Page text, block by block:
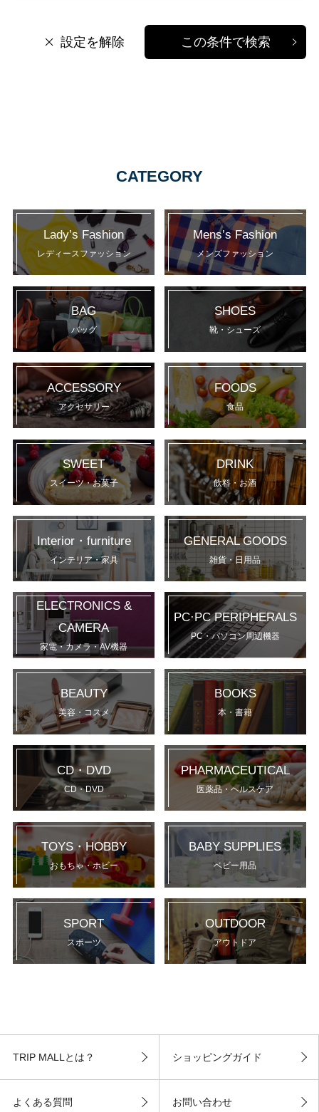
設定を解除 この条件で検索
CATEGORY
Lady’s Fashion
レディースファッション
Mens’s Fashion
メンズファッション
BAG
バッグ
SHOES
靴・シューズ
ACCESSORY
アクセサリー
FOODS
食品
SWEET
スイーツ・お菓子
DRINK
飲料・お酒
Interior・furniture
インテリア・家具
GENERAL GOODS
雑貨・日用品
ELECTRONICS &
CAMERA
家電・カメラ・AV機器
PC·PC PERIPHERALS
PC・パソコン周辺機器
BEAUTY
美容・コスメ
BOOKS
本・書籍
CD・DVD
CD・DVD
PHARMACEUTICAL
医薬品・ヘルスケア
TOYS・HOBBY
おもちゃ・ホビー
BABY SUPPLIES
ベビー用品
SPORT
スポーツ
OUTDOOR
アウトドア
TRIP MALLとは？ ショッピングガイド
よくある質問 お問い合わせ